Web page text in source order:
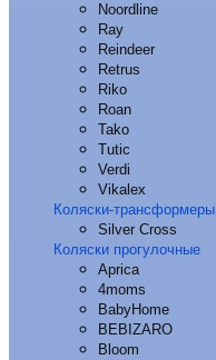
Noordline
Ray
Reindeer
Retrus
Riko
Roan
Tako
Tutic
Verdi
Vikalex
Коляски-трансформеры
Silver Cross
Коляски прогулочные
Aprica
4moms
BabyHome
BEBIZARO
Bloom